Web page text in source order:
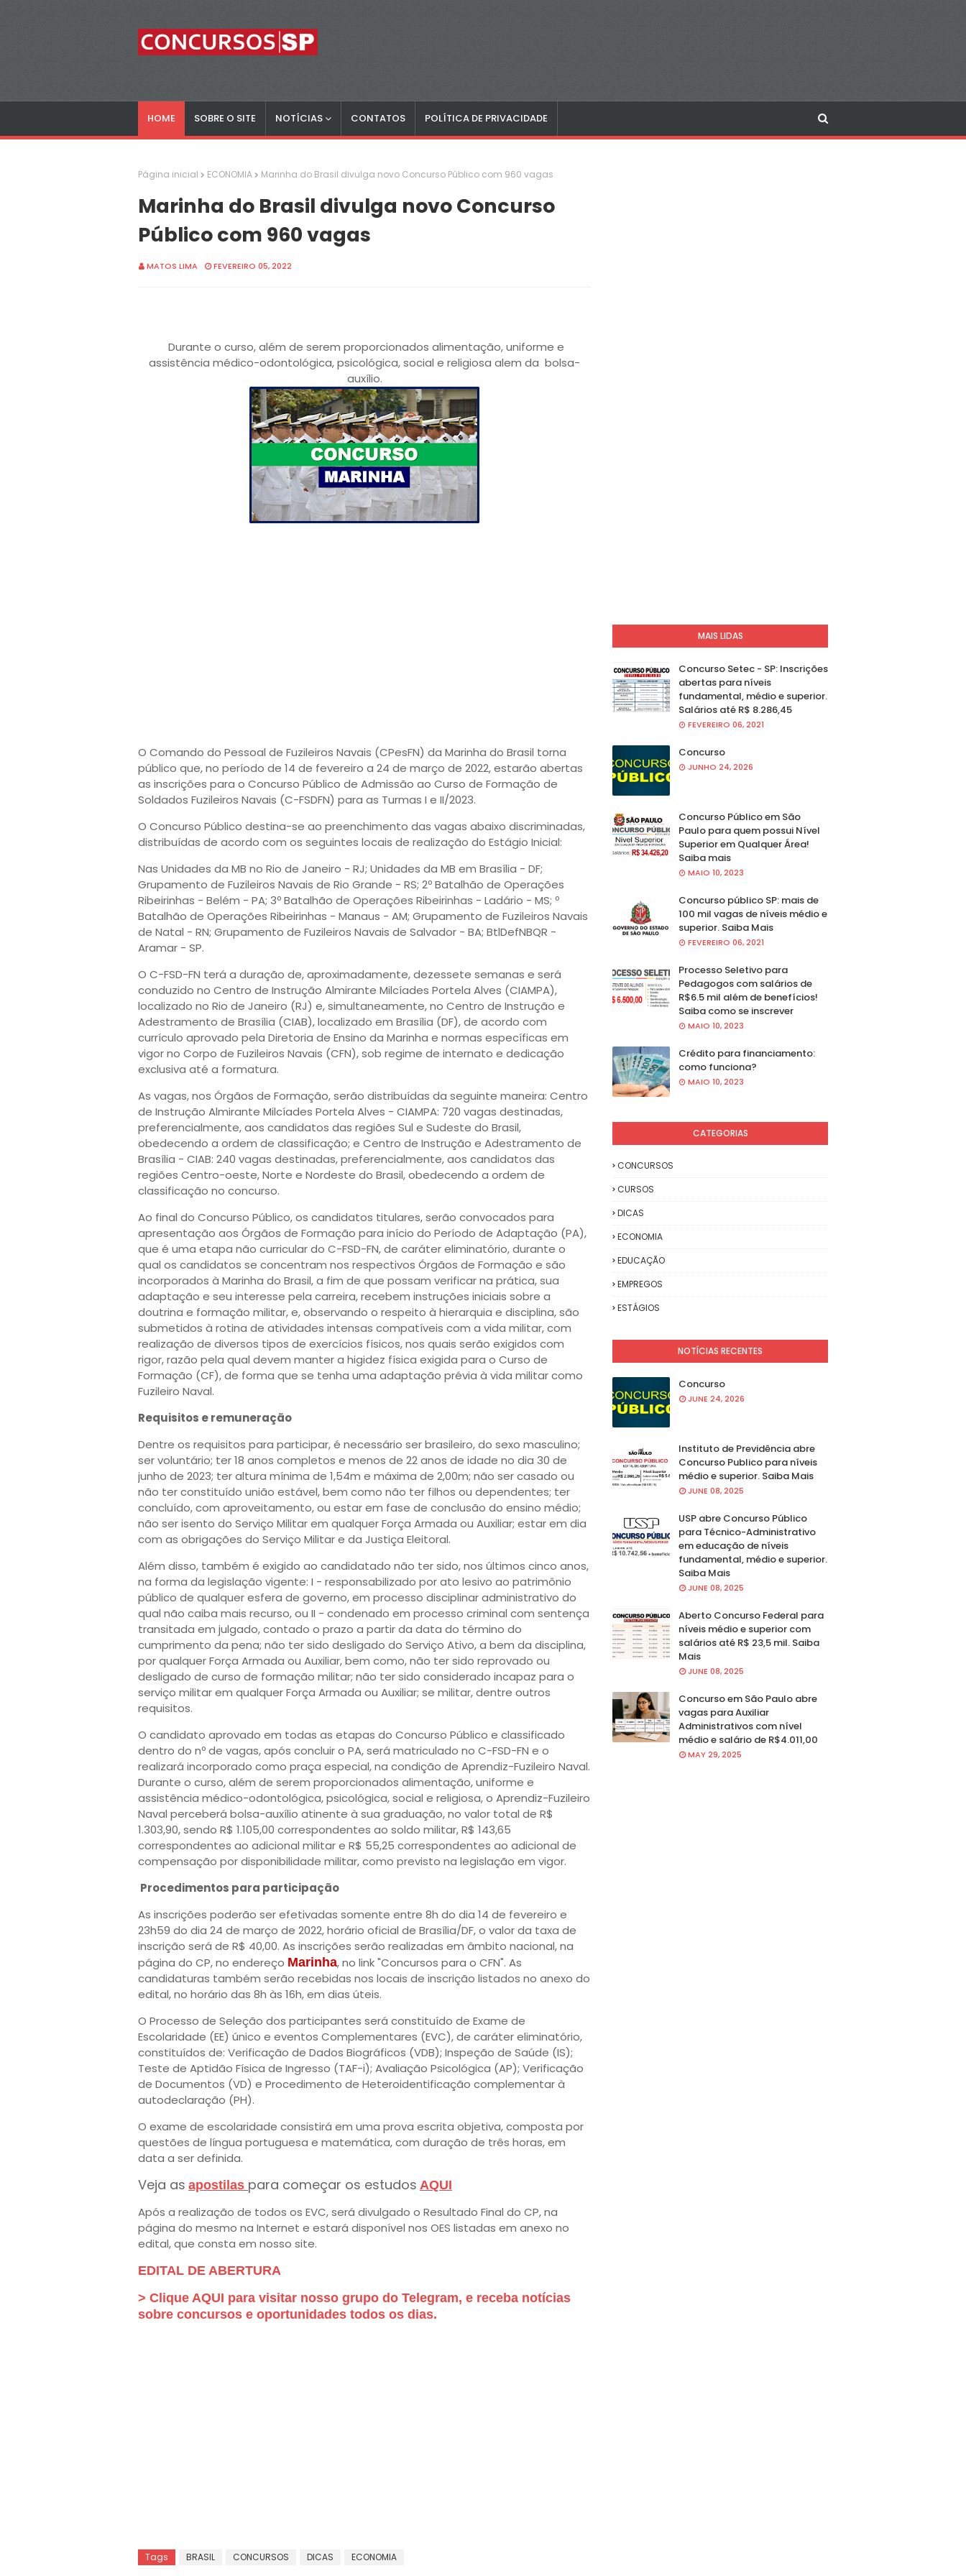
HOME SOBRE O SITE NOTÍCIAS CONTATOS POLÍTICA DE PRIVACIDADE
Página inicial ECONOMIA Marinha do Brasil divulga novo Concurso Público com 960 vagas
Marinha do Brasil divulga novo Concurso
Público com 960 vagas
MATOS LIMA FEVEREIRO 05, 2022
Durante o curso, além de serem proporcionados alimentação, uniforme e
assistência médico-odontológica, psicológica, social e religiosa alem da bolsa-
auxílio.
O Comando do Pessoal de Fuzileiros Navais (CPesFN) da Marinha do Brasil torna
público que, no período de 14 de fevereiro a 24 de março de 2022, estarão abertas
as inscrições para o Concurso Público de Admissão ao Curso de Formação de
Soldados Fuzileiros Navais (C-FSDFN) para as Turmas I e II/2023.
O Concurso Público destina-se ao preenchimento das vagas abaixo discriminadas,
distribuídas de acordo com os seguintes locais de realização do Estágio Inicial:
Nas Unidades da MB no Rio de Janeiro - RJ; Unidades da MB em Brasília - DF;
Grupamento de Fuzileiros Navais de Rio Grande - RS; 2º Batalhão de Operações
Ribeirinhas - Belém - PA; 3º Batalhão de Operações Ribeirinhas - Ladário - MS; º
Batalhão de Operações Ribeirinhas - Manaus - AM; Grupamento de Fuzileiros Navais
de Natal - RN; Grupamento de Fuzileiros Navais de Salvador - BA; BtlDefNBQR -
Aramar - SP.
O C-FSD-FN terá a duração de, aproximadamente, dezessete semanas e será
conduzido no Centro de Instrução Almirante Milcíades Portela Alves (CIAMPA),
localizado no Rio de Janeiro (RJ) e, simultaneamente, no Centro de Instrução e
Adestramento de Brasília (CIAB), localizado em Brasília (DF), de acordo com
currículo aprovado pela Diretoria de Ensino da Marinha e normas específicas em
vigor no Corpo de Fuzileiros Navais (CFN), sob regime de internato e dedicação
exclusiva até a formatura.
As vagas, nos Órgãos de Formação, serão distribuídas da seguinte maneira: Centro
de Instrução Almirante Milcíades Portela Alves - CIAMPA: 720 vagas destinadas,
preferencialmente, aos candidatos das regiões Sul e Sudeste do Brasil,
obedecendo a ordem de classificação; e Centro de Instrução e Adestramento de
Brasília - CIAB: 240 vagas destinadas, preferencialmente, aos candidatos das
regiões Centro-oeste, Norte e Nordeste do Brasil, obedecendo a ordem de
classificação no concurso.
Ao final do Concurso Público, os candidatos titulares, serão convocados para
apresentação aos Órgãos de Formação para início do Período de Adaptação (PA),
que é uma etapa não curricular do C-FSD-FN, de caráter eliminatório, durante o
qual os candidatos se concentram nos respectivos Órgãos de Formação e são
incorporados à Marinha do Brasil, a fim de que possam verificar na prática, sua
adaptação e seu interesse pela carreira, recebem instruções iniciais sobre a
doutrina e formação militar, e, observando o respeito à hierarquia e disciplina, são
submetidos à rotina de atividades intensas compatíveis com a vida militar, com
realização de diversos tipos de exercícios físicos, nos quais serão exigidos com
rigor, razão pela qual devem manter a higidez física exigida para o Curso de
Formação (CF), de forma que se tenha uma adaptação prévia à vida militar como
Fuzileiro Naval.
Requisitos e remuneração
Dentre os requisitos para participar, é necessário ser brasileiro, do sexo masculino;
ser voluntário; ter 18 anos completos e menos de 22 anos de idade no dia 30 de
junho de 2023; ter altura mínima de 1,54m e máxima de 2,00m; não ser casado ou
não ter constituído união estável, bem como não ter filhos ou dependentes; ter
concluído, com aproveitamento, ou estar em fase de conclusão do ensino médio;
não ser isento do Serviço Militar em qualquer Força Armada ou Auxiliar; estar em dia
com as obrigações do Serviço Militar e da Justiça Eleitoral.
Além disso, também é exigido ao candidatado não ter sido, nos últimos cinco anos,
na forma da legislação vigente: I - responsabilizado por ato lesivo ao patrimônio
público de qualquer esfera de governo, em processo disciplinar administrativo do
qual não caiba mais recurso, ou II - condenado em processo criminal com sentença
transitada em julgado, contado o prazo a partir da data do término do
cumprimento da pena; não ter sido desligado do Serviço Ativo, a bem da disciplina,
por qualquer Força Armada ou Auxiliar, bem como, não ter sido reprovado ou
desligado de curso de formação militar; não ter sido considerado incapaz para o
serviço militar em qualquer Força Armada ou Auxiliar; se militar, dentre outros
requisitos.
O candidato aprovado em todas as etapas do Concurso Público e classificado
dentro do nº de vagas, após concluir o PA, será matriculado no C-FSD-FN e o
realizará incorporado como praça especial, na condição de Aprendiz-Fuzileiro Naval.
Durante o curso, além de serem proporcionados alimentação, uniforme e
assistência médico-odontológica, psicológica, social e religiosa, o Aprendiz-Fuzileiro
Naval perceberá bolsa-auxílio atinente à sua graduação, no valor total de R$
1.303,90, sendo R$ 1.105,00 correspondentes ao soldo militar, R$ 143,65
correspondentes ao adicional militar e R$ 55,25 correspondentes ao adicional de
compensação por disponibilidade militar, como previsto na legislação em vigor.
Procedimentos para participação
As inscrições poderão ser efetivadas somente entre 8h do dia 14 de fevereiro e
23h59 do dia 24 de março de 2022, horário oficial de Brasília/DF, o valor da taxa de
inscrição será de R$ 40,00. As inscrições serão realizadas em âmbito nacional, na
página do CP, no endereço Marinha, no link "Concursos para o CFN". As
candidaturas também serão recebidas nos locais de inscrição listados no anexo do
edital, no horário das 8h às 16h, em dias úteis.
O Processo de Seleção dos participantes será constituído de Exame de
Escolaridade (EE) único e eventos Complementares (EVC), de caráter eliminatório,
constituídos de: Verificação de Dados Biográficos (VDB); Inspeção de Saúde (IS);
Teste de Aptidão Física de Ingresso (TAF-i); Avaliação Psicológica (AP); Verificação
de Documentos (VD) e Procedimento de Heteroidentificação complementar à
autodeclaração (PH).
O exame de escolaridade consistirá em uma prova escrita objetiva, composta por
questões de língua portuguesa e matemática, com duração de três horas, em
data a ser definida.
Veja as apostilas para começar os estudos AQUI
Após a realização de todos os EVC, será divulgado o Resultado Final do CP, na
página do mesmo na Internet e estará disponível nos OES listadas em anexo no
edital, que consta em nosso site.
EDITAL DE ABERTURA
> Clique AQUI para visitar nosso grupo do Telegram, e receba notícias
sobre concursos e oportunidades todos os dias.
Tags BRASIL CONCURSOS DICAS ECONOMIA
MAIS LIDAS
Concurso Setec - SP: Inscrições
abertas para níveis
fundamental, médio e superior.
Salários até R$ 8.286,45
FEVEREIRO 06, 2021
Concurso
JUNHO 24, 2026
Concurso Público em São
Paulo para quem possui Nível
Superior em Qualquer Área!
Saiba mais
MAIO 10, 2023
Concurso público SP: mais de
100 mil vagas de níveis médio e
superior. Saiba Mais
FEVEREIRO 06, 2021
Processo Seletivo para
Pedagogos com salários de
R$6.5 mil além de benefícios!
Saiba como se inscrever
MAIO 10, 2023
Crédito para financiamento:
como funciona?
MAIO 10, 2023
CATEGORIAS
CONCURSOS
CURSOS
DICAS
ECONOMIA
EDUCAÇÃO
EMPREGOS
ESTÁGIOS
NOTÍCIAS RECENTES
Concurso
JUNE 24, 2026
Instituto de Previdência abre
Concurso Publico para níveis
médio e superior. Saiba Mais
JUNE 08, 2025
USP abre Concurso Público
para Técnico-Administrativo
em educação de níveis
fundamental, médio e superior.
Saiba Mais
JUNE 08, 2025
Aberto Concurso Federal para
níveis médio e superior com
salários até R$ 23,5 mil. Saiba
Mais
JUNE 08, 2025
Concurso em São Paulo abre
vagas para Auxiliar
Administrativos com nível
médio e salário de R$4.011,00
MAY 29, 2025